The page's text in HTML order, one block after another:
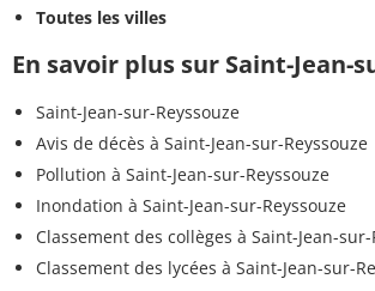
Toutes les villes
En savoir plus sur Saint-Jean-
Saint-Jean-sur-Reyssouze
Avis de décès à Saint-Jean-sur-Reyssouze
Pollution à Saint-Jean-sur-Reyssouze
Inondation à Saint-Jean-sur-Reyssouze
Classement des collèges à Saint-Jean-sur-
Classement des lycées à Saint-Jean-sur-